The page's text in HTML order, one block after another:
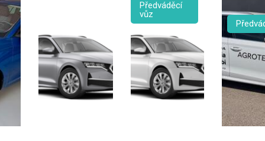
Předváděcí
vůz